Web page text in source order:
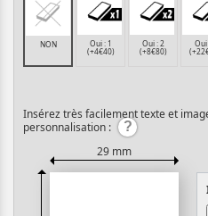
NON
Oui : 1
(+4€40)
Oui : 2
(+8€80)
Oui
Insérez très facilement texte et
personnalisation :
29 mm